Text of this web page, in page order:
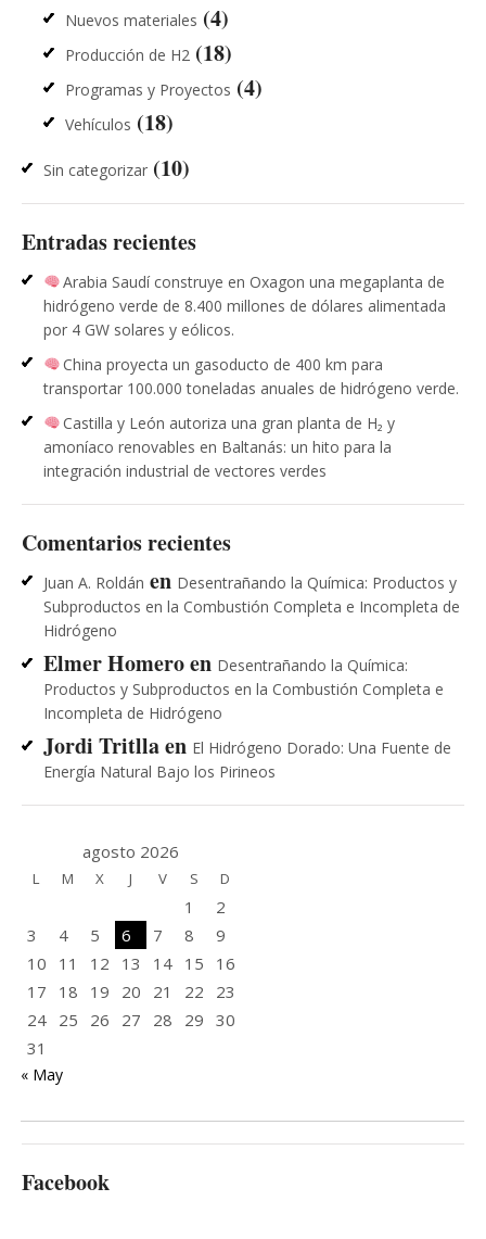
Nuevos materiales (4)
Producción de H2 (18)
Programas y Proyectos (4)
Vehículos (18)
Sin categorizar (10)
Entradas recientes
Arabia Saudí construye en Oxagon una megaplanta de
hidrógeno verde de 8.400 millones de dólares alimentada
por 4 GW solares y eólicos.
China proyecta un gasoducto de 400 km para
transportar 100.000 toneladas anuales de hidrógeno verde.
Castilla y León autoriza una gran planta de H₂ y
amoníaco renovables en Baltanás: un hito para la
integración industrial de vectores verdes
Comentarios recientes
Juan A. Roldán en Desentrañando la Química: Productos y
Subproductos en la Combustión Completa e Incompleta de
Hidrógeno
Elmer Homeroen Desentrañando la Química:
Productos y Subproductos en la Combustión Completa e
Incompleta de Hidrógeno
Jordi Tritllaen El Hidrógeno Dorado: Una Fuente de
Energía Natural Bajo los Pirineos
agosto 2026
L M X J V S D
1
2
3
4 5 6 7 8
9
10
11 12 13 14 15
16
17
18 19 20 21 22
23
24 25 26 27 28 29 30
31
« May
Facebook